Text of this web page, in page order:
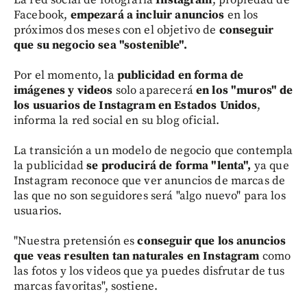
Facebook, empezará a incluir anuncios en los
próximos dos meses con el objetivo de conseguir
que su negocio sea "sostenible".
Por el momento, lapublicidad en forma de
imágenes y videos solo apareceráen los "muros" de
los usuarios de Instagram en Estados Unidos,
informa la red social en su blog oficial.
La transición a un modelo de negocio que contempla
la publicidadse producirá de forma "lenta", ya que
Instagram reconoce que ver anuncios de marcas de
las que no son seguidores será "algo nuevo" para los
usuarios.
"Nuestra pretensión esconseguir que los anuncios
que veas resulten tan naturales en Instagram como
las fotos y los videos que ya puedes disfrutar de tus
marcas favoritas", sostiene.